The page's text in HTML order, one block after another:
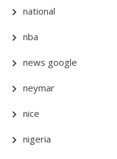
national
nba
news google
neymar
nice
nigeria